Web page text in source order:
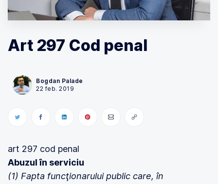
Art 297 Cod penal
Bogdan Palade
22 feb. 2019
art 297 cod penal
Abuzul în serviciu
(1) Fapta funcţionarului public care, în